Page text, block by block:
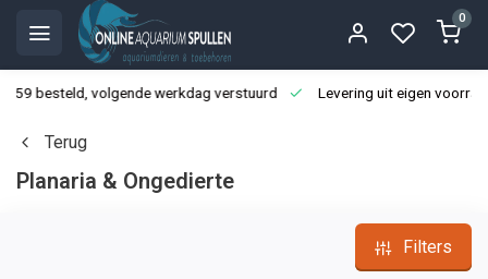
0
besteld, volgende werkdag verstuurd Levering uit eigen
Terug
Planaria & Ongedierte
Filters